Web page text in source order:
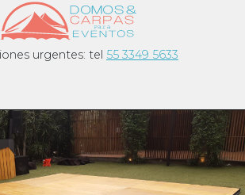
urgentes: tel 55 3349 5633